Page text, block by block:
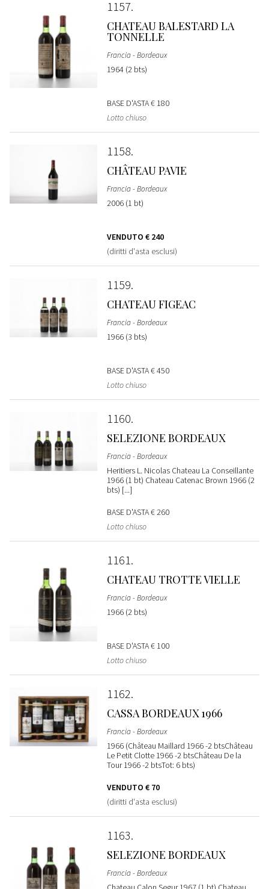
1157
CHATEAU BALESTARD LA
TONNELLE
Francia - Bordeaux
1964 (2 bts)
BASE D'ASTA€ 180
Lotto chiuso
1158
CHÂTEAU PAVIE
Francia - Bordeaux
2006 (1 bt)
VENDUTO € 240
(diritti d'asta esclusi)
1159
CHATEAU FIGEAC
Francia - Bordeaux
1966 (3 bts)
BASE D'ASTA€ 450
Lotto chiuso
1160
SELEZIONE BORDEAUX
Francia - Bordeaux
Heritiers L. Nicolas Chateau La Conseillante
1966 (1 bt) Chateau Catenac Brown 1966 (2
bts) [...]
BASE D'ASTA€ 260
Lotto chiuso
1161
CHATEAU TROTTE VIELLE
Francia - Bordeaux
1966 (2 bts)
BASE D'ASTA€ 100
Lotto chiuso
1162
CASSA BORDEAUX 1966
Francia - Bordeaux
1966 (Château Maillard 1966 -2 btsChâteau
Le Petit Clotte 1966 -2 btsChâteau De la
Tour 1966 -2 btsTot: 6 bts)
VENDUTO € 70
(diritti d'asta esclusi)
1163
SELEZIONE BORDEAUX
Francia - Bordeaux